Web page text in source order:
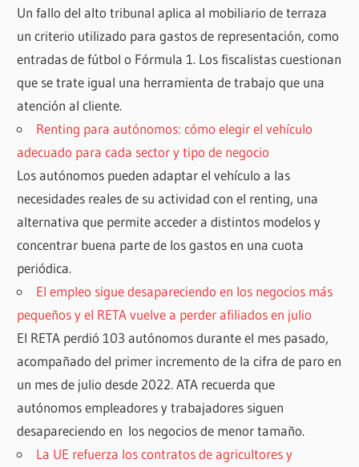
Un fallo del alto tribunal aplica al mobiliario de terraza
un criterio utilizado para gastos de representación, como
entradas de fútbol o Fórmula 1. Los fiscalistas cuestionan
que se trate igual una herramienta de trabajo que una
atención al cliente.
Renting para autónomos: cómo elegir el vehículo
adecuado para cada sector y tipo de negocio
Los autónomos pueden adaptar el vehículo a las
necesidades reales de su actividad con el renting, una
alternativa que permite acceder a distintos modelos y
concentrar buena parte de los gastos en una cuota
periódica.
El empleo sigue desapareciendo en los negocios más
pequeños y el RETA vuelve a perder afiliados en julio
El RETA perdió 103 autónomos durante el mes pasado,
acompañado del primer incremento de la cifra de paro en
un mes de julio desde 2022. ATA recuerda que
autónomos empleadores y trabajadores siguen
desapareciendo en los negocios de menor tamaño.
La UE refuerza los contratos de agricultores y